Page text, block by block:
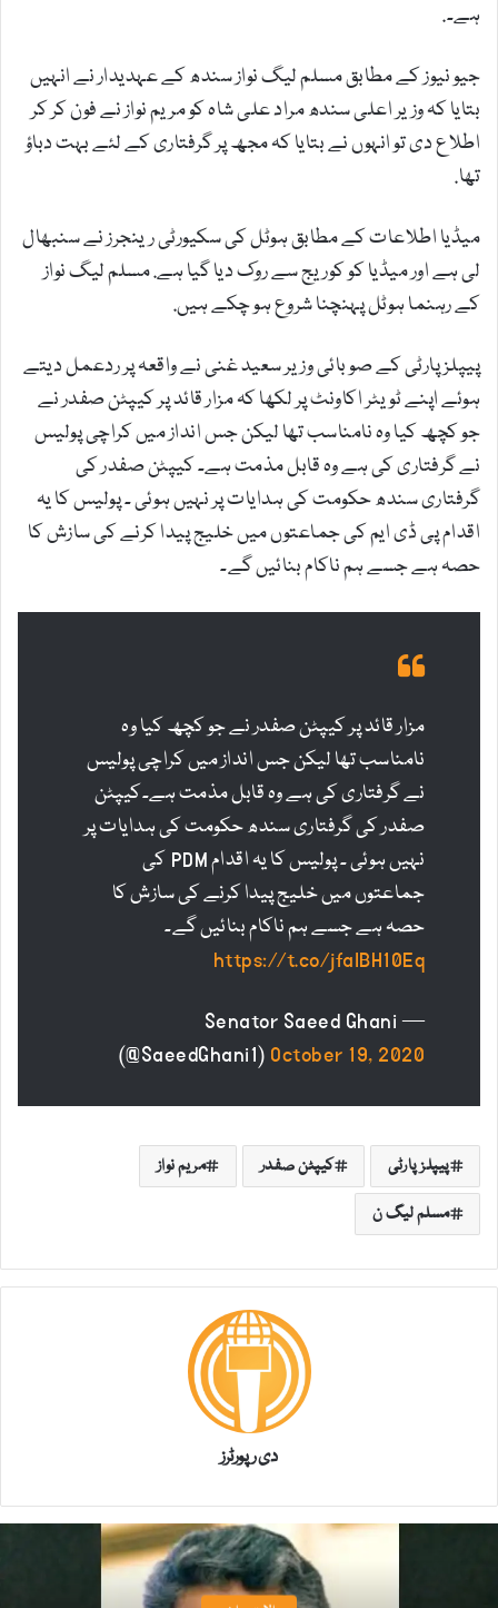
ہے۔.
جیو نیوز کے مطابق مسلم لیگ نواز سندھ کے عہدیدار نے انہیں
بتایا کہ وزیر اعلی سندھ مراد علی شاہ کو مریم نواز نے فون کر کر
اطلاع دی تو انہوں نے بتایا کہ مجھ پر گرفتاری کے لئے بہت دباؤ
تھا.
میڈیا اطلاعات کے مطابق ہوٹل کی سکیورٹی رینجرز نے سنبھال
لی ہے اور میڈیا کو کوریج سے روک دیا گیا ہے. مسلم لیگ نواز
کے رہنما ہوٹل پہنچنا شروع ہو چکے ہیں.
پیپلز پارٹی کے صوبائی وزیر سعید غنی نے واقعہ پر ردعمل دیتے
ہوئے اپنے ٹویٹر اکاونٹ پر لکھا کہ مزار قائد پر کیپٹن صفدر نے
جو کچھ کیا وہ نامناسب تھا لیکن جس انداز میں کراچی پولیس
نے گرفتاری کی ہے وہ قابل مذمت ہے۔ کیپٹن صفدر کی
گرفتاری سندھ حکومت کی ہدایات پر نہیں ہوئی ۔ پولیس کا یہ
اقدام پی ڈی ایم کی جماعتوں میں خلیج پیدا کرنے کی سازش کا
حصہ ہے جسے ہم ناکام بنائیں گے۔
مزار قائد پر کیپٹن صفدر نے جو کچھ کیا وہ
نامناسب تھا لیکن جس انداز میں کراچی پولیس
نے گرفتاری کی ہے وہ قابل مذمت ہے۔کیپٹن
صفدر کی گرفتاری سندھ حکومت کی ہدایات پر
نہیں ہوئی ۔ پولیس کا یہ اقدام PDM کی
جماعتوں میں خلیج پیدا کرنے کی سازش کا
حصہ ہے جسے ہم ناکام بنائیں گے۔
https://t.co/jfaIBH10Eq
— Senator Saeed Ghani
(@SaeedGhani1) October 19, 2020
پیپلز پارٹی کیپٹن صفدر
مریم نواز
مسلم لیگ ن
دی رپورٹرز